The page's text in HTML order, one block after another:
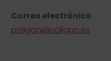
Correo electrónico
poligon@poligon.es